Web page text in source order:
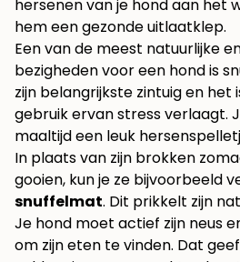
hersenen van je hond aan het
hem een gezonde uitlaatklep.
Een van de meest natuurlijke
bezigheden voor een hond is
zijn belangrijkste zintuig en het
gebruik ervan stress verlaagt.
maaltijd een leuk
In plaats van zijn brokken
gooien, kun je ze bijvoorbeeld
snuffelmat. Dit prikkelt zijn
Je hond moet actief zijn neus
om zijn eten te vinden. Dat